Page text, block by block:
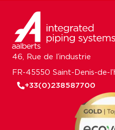
46, Rue de l’industrie
FR-45550 Saint-Denis-de-
+33(0)238587700